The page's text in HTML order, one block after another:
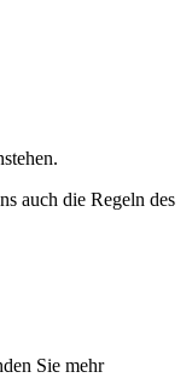
auch die Regeln des
Sie mehr